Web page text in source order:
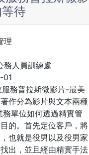
待
理
人員訓練處
務普拉斯微影片-最美
作分為影片與文本兩種
單位如何透過精實管
的。首先定位客戶，將
也就是役男以及役男家
出，並且經由精實手法